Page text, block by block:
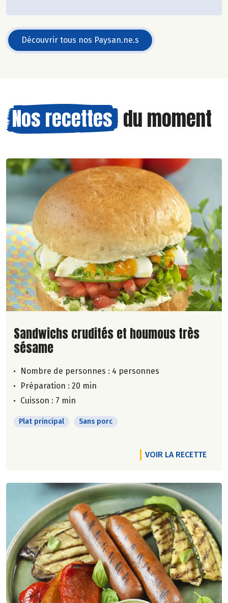
Découvrir tous nos Paysan.ne.s
Nos recettes du moment
Lire la suite de la recette
Sandwichs crudités et houmous très
sésame
Nombre de personnes : 4 personnes
Préparation : 20 min
Cuisson : 7 min
Plat principal Sans porc
VOIR LA RECETTE